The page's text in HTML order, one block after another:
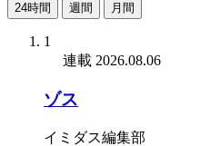
24時間 週間 月間
1
連載 2026.08.06
ゾス
イミダス編集部